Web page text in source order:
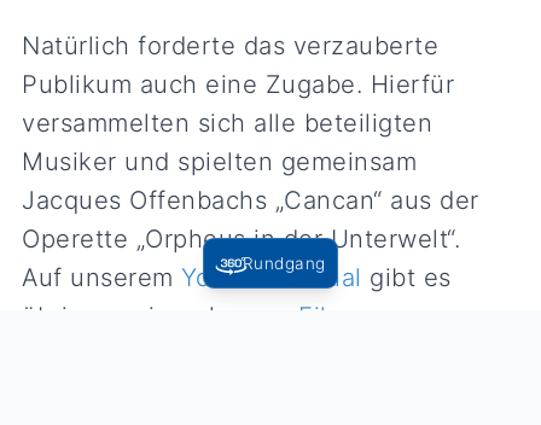
Natürlich forderte das verzauberte
Publikum auch eine Zugabe. Hierfür
versammelten sich alle beteiligten
Musiker und spielten gemeinsam
Jacques Offenbachs „Cancan“ aus der
Operette „Orpheus in der Unterwelt“.
Auf unseremYouTube-Kanal gibt es
übrigens einen kurzen Film
Rundgang